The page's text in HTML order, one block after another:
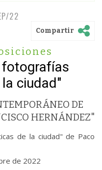
22
Compartir
fotografías
ciudad"
DE
HERNÁNDEZ"
de la ciudad" de Paco
de 2022